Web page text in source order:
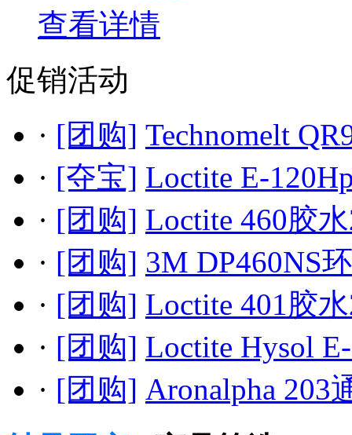
查看详情
促销活动
· [团购] Technomelt
· [夺宝] Loctite E-
· [团购] Loctite 460胶
· [团购] 3M DP460NS
· [团购] Loctite 401胶
· [团购] Loctite Hysol
· [团购] Aronalpha 203